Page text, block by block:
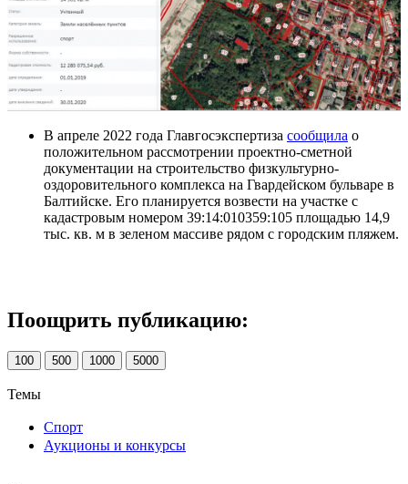
В апреле 2022 года Главгосэкспертиза сообщила о
положительном рассмотрении проектно-сметной
документации на строительство физкультурно-
оздоровительного комплекса на Гвардейском бульваре в
Балтийске. Его планируется возвести на участке с
кадастровым номером 39:14:010359:105 площадью 14,9
тыс. кв. м в зеленом массиве рядом с городским пляжем.
Поощрить публикацию:
100 500 1000 5000
Темы
Спорт
Аукционы и конкурсы